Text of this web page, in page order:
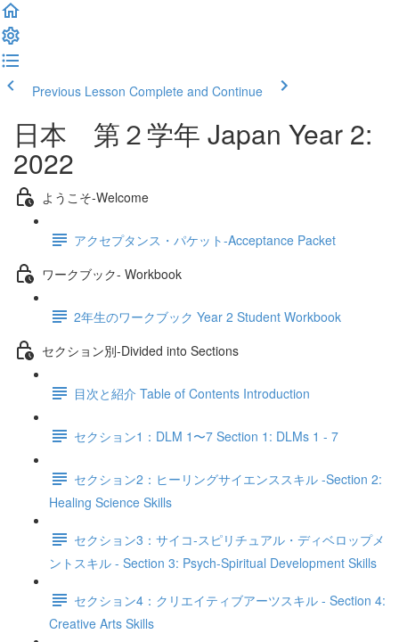
Previous Lesson Complete and Continue
日本 第２学年 Japan Year 2:
2022
ようこそ‐Welcome
アクセプタンス・パケット‐Acceptance Packet
ワークブック- Workbook
2年生のワークブック Year 2 Student Workbook
セクション別‐Divided into Sections
目次と紹介 Table of Contents Introduction
セクション1：DLM 1〜7 Section 1: DLMs 1 - 7
セクション2：ヒーリングサイエンススキル -Section 2:
Healing Science Skills
セクション3：サイコ‐スピリチュアル・ディベロップメ
ントスキル - Section 3: Psych-Spiritual Development Skills
セクション4：クリエイティブアーツスキル - Section 4:
Creative Arts Skills